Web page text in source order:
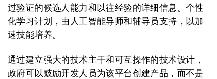
过验证的候选人能力和以往经验的详细信息。 个性
化学习计划 ， 由人工智能导师和辅导员支持 ，以加
速技能培养。
通过建立强大的技术主干和可互操作的技术设计，
政府可以鼓励开发人员为该平台创建产品，而不是